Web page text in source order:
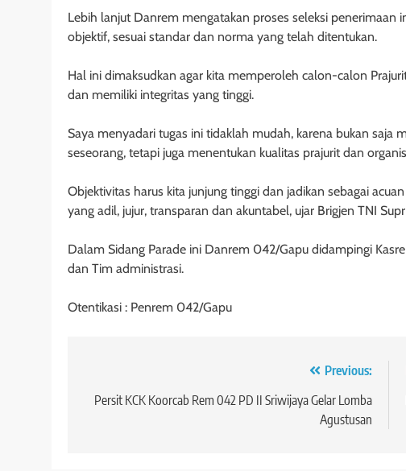
Lebih lanjut Danrem mengatakan proses seleksi penerimaan
objektif, sesuai standar dan norma yang telah ditentukan.
Hal ini dimaksudkan agar kita memperoleh calon-calon
dan memiliki integritas yang tinggi.
Saya menyadari tugas ini tidaklah mudah, karena bukan saja
seseorang, tetapi juga menentukan kualitas prajurit dan
Objektivitas harus kita junjung tinggi dan jadikan sebagai
yang adil, jujur, transparan dan akuntabel, ujar Brigjen TNI
Dalam Sidang Parade ini Danrem 042/Gapu didampingi
dan Tim administrasi.
Otentikasi : Penrem 042/Gapu
pos
Previous:
Persit KCK Koorcab Rem 042 PD II Sriwijaya Gelar Lomba
Agustusan